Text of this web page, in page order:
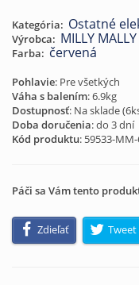
Kategória: Ostatné
Výrobca: MILLY MALLY
Farba: červená
Pohlavie: Pre všetkých
Váha s balením: 6.9kg
Dostupnosť: Na sklade (6
Doba doručenia: do 3 dní
Kód produktu: 59533-
Páči sa Vám tento
Zdieľať Tweet